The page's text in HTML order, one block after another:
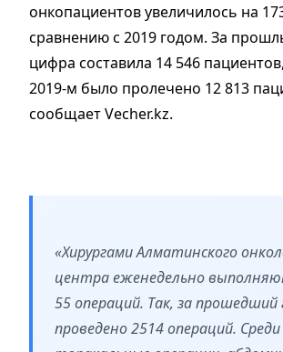
онкопациентов увеличилось на
сравнению с 2019 годом. За
цифра составила 14 546
2019-м было пролечено 12 813
сообщает Vecher.kz.
«Хирургами Алматинского
центра еженедельно
55 операций. Так, за прошедший
проведено 2514 операций.